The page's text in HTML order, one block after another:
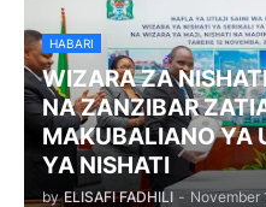
HABARI
WIZARA ZA
NA ZANZIBAR
MAKUBALIANO YA
YA NISHATI
by ELISAFI FADHILI - November